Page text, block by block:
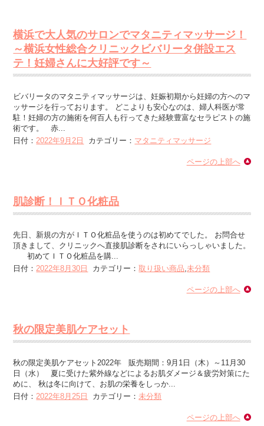
横浜で大人気のサロンでマタニティマッサージ！
～横浜女性総合クリニックビバリータ併設エス
テ！妊婦さんに大好評です～
ビバリータのマタニティマッサージは、妊娠初期から妊婦の方へのマ
ッサージを行っております。 どこよりも安心なのは、婦人科医が常
駐！妊婦の方の施術を何百人も行ってきた経験豊富なセラピストの施
術です。 赤...
日付：2022年9月2日 カテゴリー： マタニティマッサージ
ページの上部へ
肌診断！ＩＴＯ化粧品
先日、新規の方がＩＴＯ化粧品を使うのは初めてでした。 お問合せ
頂きまして、クリニックへ直接肌診断をされにいらっしゃいました。
初めてＩＴＯ化粧品を購...
日付：2022年8月30日 カテゴリー：取り扱い商品,未分類
ページの上部へ
秋の限定美肌ケアセット
秋の限定美肌ケアセット2022年 販売期間：9月1日（木）～11月30
日（水） 夏に受けた紫外線などによるお肌ダメージ＆疲労対策にた
めに、 秋は冬に向けて、お肌の栄養をしっか...
日付：2022年8月25日 カテゴリー：未分類
ページの上部へ